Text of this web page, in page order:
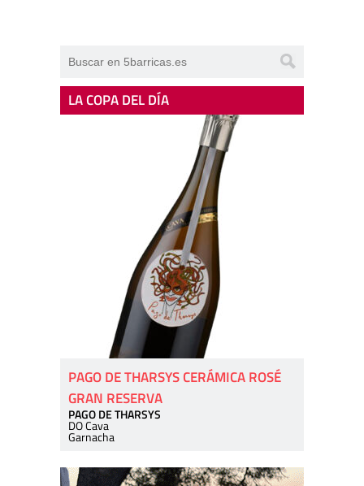
LA COPA DEL DÍA
PAGO DE THARSYS CERÁMICA ROSÉ
GRAN RESERVA
PAGO DE THARSYS
DO Cava
Garnacha